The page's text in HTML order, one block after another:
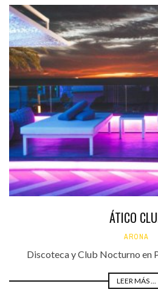
ÁTICO
ARONA
Discoteca y Club Nocturno en
LEER MÁS ...